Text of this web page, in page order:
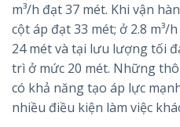
m³/h đạt 37 mét. Khi vận
cột áp đạt 33 mét; ở 2.8 m³/
24 mét và tại lưu lượng tối
trì ở mức 20 mét. Những
có khả năng tạo áp lực
nhiều điều kiện làm việc